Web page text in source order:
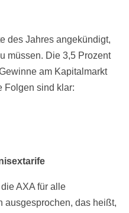
des Jahres angekündigt,
müssen. Die 3,5 Prozent
am Kapitalmarkt
Folgen sind klar:
AXA für alle
ausgesprochen, das heißt,